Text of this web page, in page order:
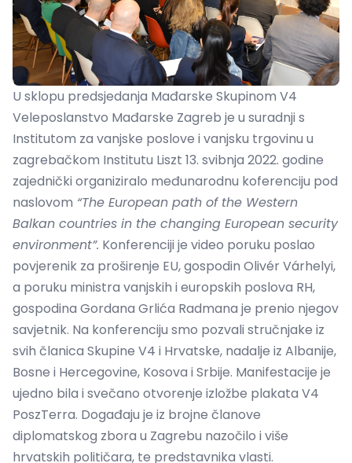
U sklopu predsjedanja Mađarske Skupinom V4
Veleposlanstvo Mađarske Zagreb je u suradnji s
Institutom za vanjske poslove i vanjsku trgovinu u
zagrebačkom Institutu Liszt 13. svibnja 2022. godine
zajednički organiziralo međunarodnu koferenciju pod
naslovom “The European path of the Western
Balkan countries in the changing European security
environment”. Konferenciji je video poruku poslao
povjerenik za proširenje EU, gospodin Olivér Várhelyi,
a poruku ministra vanjskih i europskih poslova RH,
gospodina Gordana Grlića Radmana je prenio njegov
savjetnik. Na konferenciju smo pozvali stručnjake iz
svih članica Skupine V4 i Hrvatske, nadalje iz Albanije,
Bosne i Hercegovine, Kosova i Srbije. Manifestacije je
ujedno bila i svečano otvorenje izložbe plakata V4
PoszTerra. Događaju je iz brojne članove
diplomatskog zbora u Zagrebu nazočilo i više
hrvatskih političara, te predstavnika vlasti.